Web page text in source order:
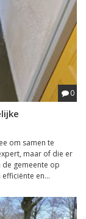
0
om samen te
maar of die er
gemeente op
en...